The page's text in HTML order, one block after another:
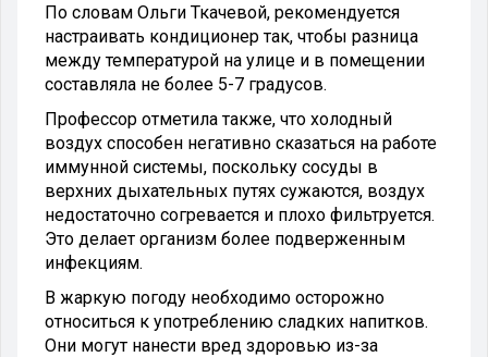
По словам Ольги Ткачевой, рекомендуется
настраивать кондиционер так, чтобы разница
между температурой на улице и в помещении
составляла не более 5-7 градусов.
Профессор отметила также, что холодный
воздух способен негативно сказаться на работе
иммунной системы, поскольку сосуды в
верхних дыхательных путях сужаются, воздух
недостаточно согревается и плохо фильтруется.
Это делает организм более подверженным
инфекциям.
В жаркую погоду необходимо осторожно
относиться к употреблению сладких напитков.
Они могут нанести вред здоровью из-за